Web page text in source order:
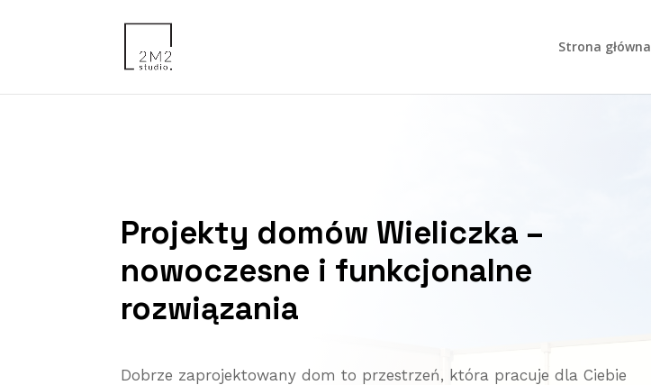
Strona główna
Projekty domów Wieliczka –
nowoczesne i funkcjonalne
rozwiązania
Dobrze zaprojektowany dom to przestrzeń, która pracuje dla Ciebie